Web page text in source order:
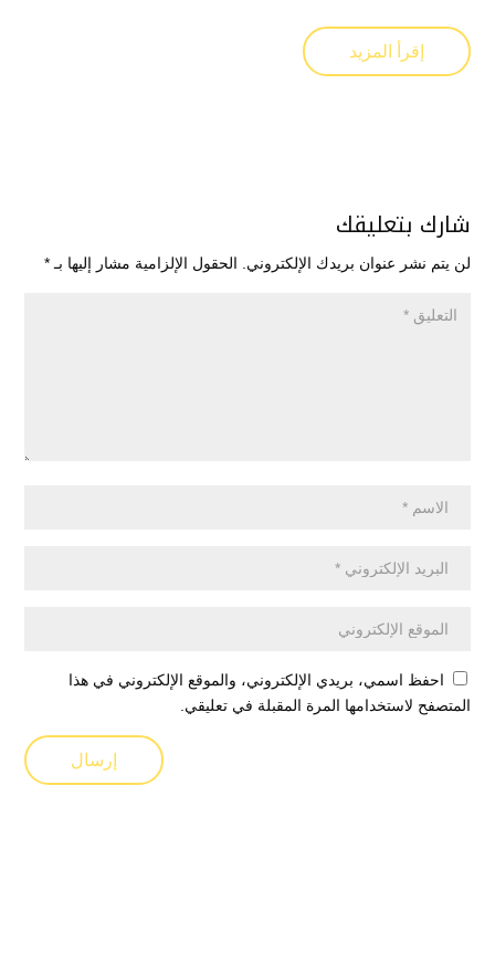
إقرأ المزيد
شارك بتعليقك
لن يتم نشر عنوان بريدك الإلكتروني. الحقول الإلزامية مشار إليها بـ *
احفظ اسمي، بريدي الإلكتروني، والموقع الإلكتروني في هذا
المتصفح لاستخدامها المرة المقبلة في تعليقي.